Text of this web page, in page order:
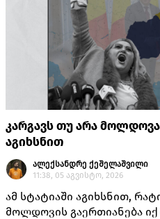
კარგავს თუ არა მოლდოვა
აგიხსნით
ალექსანდრე ქეშელაშვილი
11:38, 05 აგვისტო, 2026
ამ სტატიაში აგიხსნით,
მოლდოვის გაერთიანება